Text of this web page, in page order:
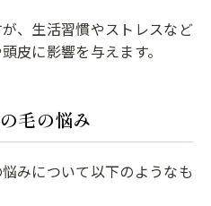
、生活習慣やストレスなど
皮に影響を与えます。
毛の悩み
みについて以下のようなも